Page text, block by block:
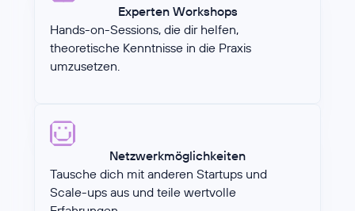
Experten Workshops
Hands-on-Sessions, die dir helfen,
theoretische Kenntnisse in die Praxis
umzusetzen.
Netzwerkmöglichkeiten
Tausche dich mit anderen Startups und
Scale-ups aus und teile wertvolle